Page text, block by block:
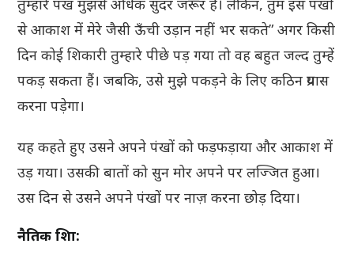
तुम्हारे पंख मुझसे अधिक सुंदर जरूर हैं। लेकिन, तुम इस पंखों
से आकाश में मेरे जैसी ऊँची उड़ान नहीं भर सकते” अगर किसी
दिन कोई शिकारी तुम्हारे पीछे पड़ गया तो वह बहुत जल्द तुम्हें
पकड़ सकता हैं। जबकि, उसे मुझे पकड़ने के लिए कठिन प्रयास
करना पड़ेगा।
यह कहते हुए उसने अपने पंखों को फड़फड़ाया और आकाश में
उड़ गया। उसकी बातों को सुन मोर अपने पर लज्जित हुआ।
उस दिन से उसने अपने पंखों पर नाज़ करना छोड़ दिया।
नैतिक शिक्षा: